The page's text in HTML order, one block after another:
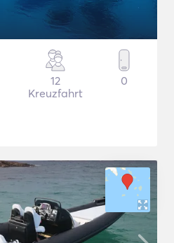
12
Kreuzfahrt
0